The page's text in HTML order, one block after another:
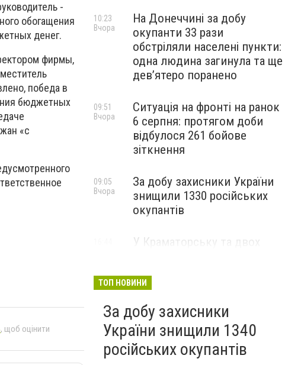
-
обогащения
денег.
фирмы,
победа в
бюджетных
«с
, щоб оцінити
На Донеччині за добу
окупанти 33 рази
обстріляли населені пункти:
одна людина загинула та ще
девʼятеро поранено
10:23
Вчора
Ситуація на фронті на ранок
6 серпня: протягом доби
відбулося 261 бойове
зіткнення
09:51
Вчора
За добу захисники України
знищили 1330 російських
окупантів
09:05
Вчора
У Краматорську та двох
евакуацію дітей із
ТОП НОВИНИ
За добу захисники
України знищили 1340
російських окупантів